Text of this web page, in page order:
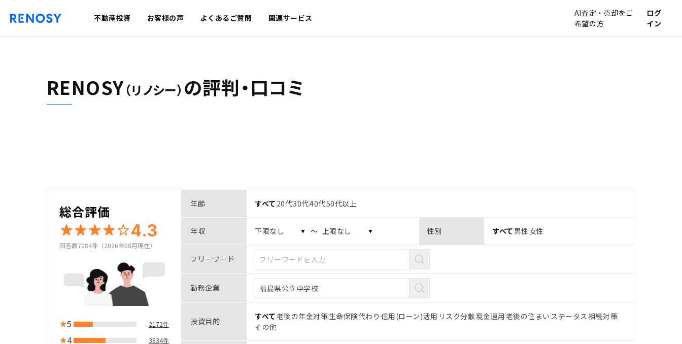
不動産投資 お客様の声 よくあるご質問 関連サービス
AI査定・売却をご
希望の方
ログ
イン
RENOSY（リノシー） の評判・口コミ
総合評価
4.3
回答数7084件（2026年08月現在）
5 2172件
4 3634件
年齢 すべて 20代30代40代50代以上
年収 〜 性別 すべて 男性 女性
フリーワード
勤務企業
投資目的 すべて老後の年金対策生命保険代わり 信用(ローン)活用 リスク分散現金運用老後の住まい ステータス相続対策
その他